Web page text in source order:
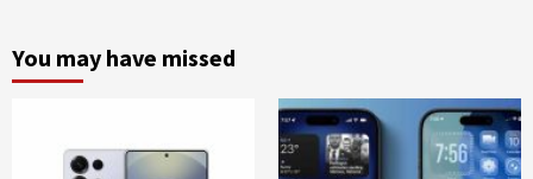
You may have missed